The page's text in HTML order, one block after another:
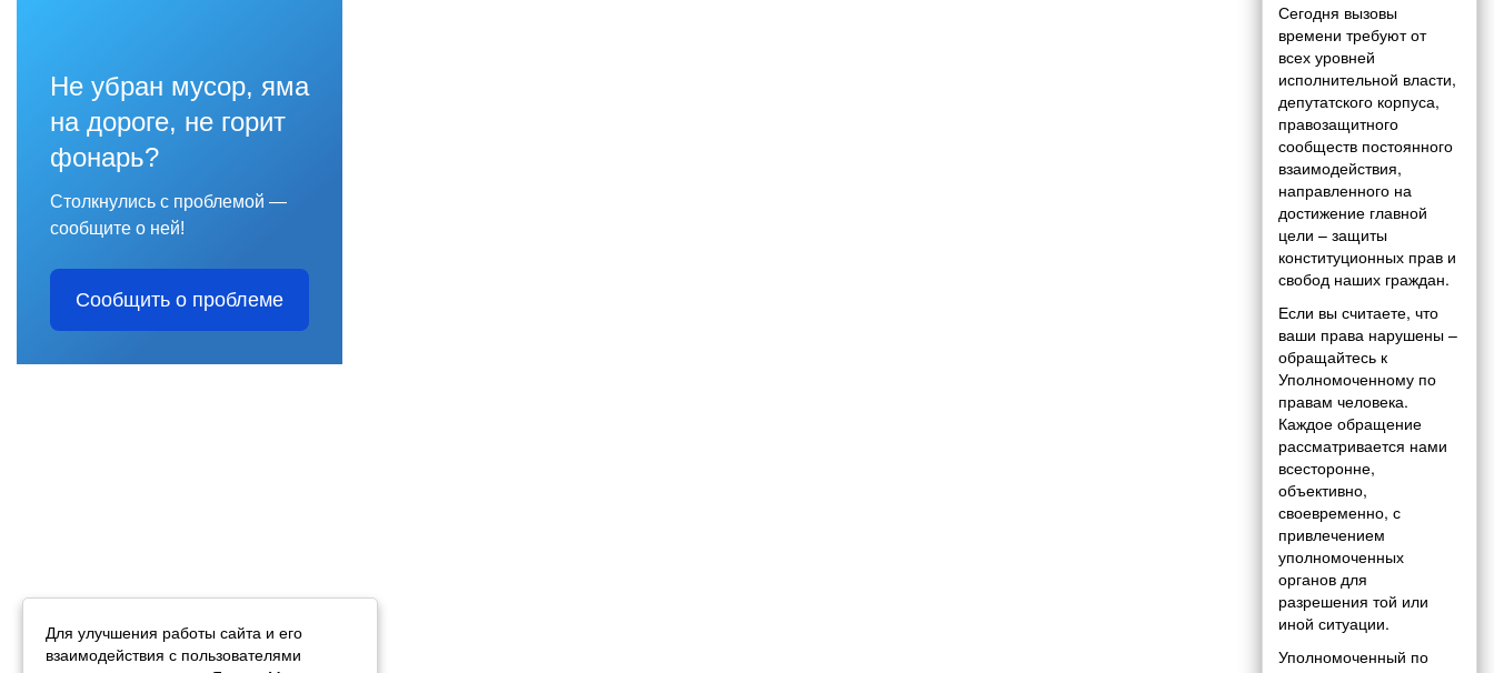
Не убран мусор, яма
на дороге, не горит
фонарь?
Столкнулись с проблемой —
сообщите о ней!
Сообщить о проблеме
Сегодня вызовы
времени требуют от
всех уровней
исполнительной власти,
депутатского корпуса,
правозащитного
сообществ постоянного
взаимодействия,
направленного на
достижение главной
цели – защиты
конституционных прав и
свобод наших граждан.
Если вы считаете, что
ваши права нарушены –
обращайтесь к
Уполномоченному по
правам человека.
Каждое обращение
рассматривается нами
всесторонне,
объективно,
своевременно, с
привлечением
уполномоченных
органов для
разрешения той или
иной ситуации.
Уполномоченный по
Для улучшения работы сайта и его
взаимодействия с пользователями